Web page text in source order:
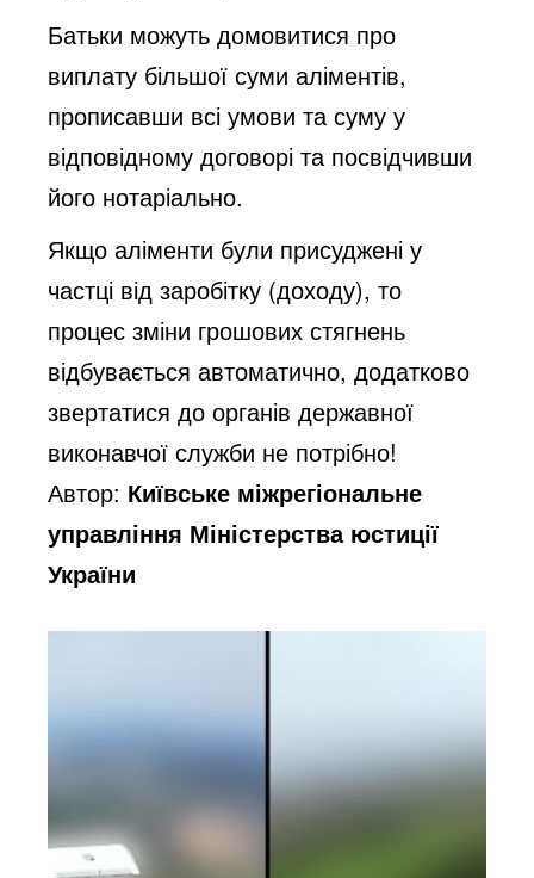
Батьки можуть домовитися про
виплату більшої суми аліментів,
прописавши всі умови та суму у
відповідному договорі та посвідчивши
його нотаріально.
Якщо аліменти були присуджені у
частці від заробітку (доходу), то
процес зміни грошових стягнень
відбувається автоматично, додатково
звертатися до органів державної
виконавчої служби не потрібно!
Автор: Київське міжрегіональне
управління Міністерства юстиції
України